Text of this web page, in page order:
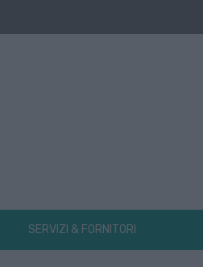
SERVIZI & FORNITORI